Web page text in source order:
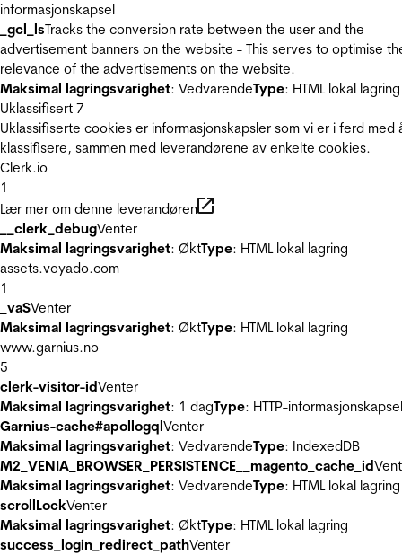
informasjonskapsel
_gcl_lsTracks the conversion rate between the user and the
advertisement banners on the website - This serves to optimise
relevance of the advertisements on the website.
Maksimal lagringsvarighet: VedvarendeType: HTML lokal lagring
Uklassifisert 7
Uklassifiserte cookies er informasjonskapsler som vi er i ferd med
klassifisere, sammen med leverandørene av enkelte cookies.
Clerk.io
1
Lær mer om denne leverandøren
__clerk_debugVenter
Maksimal lagringsvarighet: ØktType: HTML lokal lagring
assets.voyado.com
1
_vaSVenter
Maksimal lagringsvarighet: ØktType: HTML lokal lagring
www.garnius.no
5
clerk-visitor-idVenter
Maksimal lagringsvarighet: 1 dagType: HTTP-informasjonskapsel
Garnius-cache#apollogqlVenter
Maksimal lagringsvarighet: VedvarendeType: IndexedDB
M2_VENIA_BROWSER_PERSISTENCE__magento_cache_id
Maksimal lagringsvarighet: VedvarendeType: HTML lokal lagring
scrollLockVenter
Maksimal lagringsvarighet: ØktType: HTML lokal lagring
success_login_redirect_pathVenter